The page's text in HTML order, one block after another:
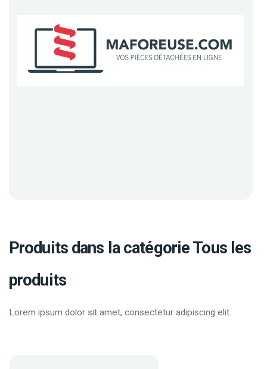
Produits dans la catégorie Tous les
produits
Lorem ipsum dolor sit amet, consectetur adipiscing elit.